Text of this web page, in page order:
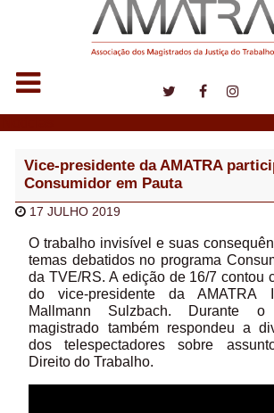
Vice-presidente da AMATRA
Consumidor em Pauta
17 JULHO 2019
O trabalho invisível e suas
temas debatidos no programa
da TVE/RS. A edição de 16/7 contou
do vice-presidente da AMATRA
Mallmann Sulzbach. Durante
magistrado também respondeu a
dos telespectadores sobre
Direito do Trabalho.